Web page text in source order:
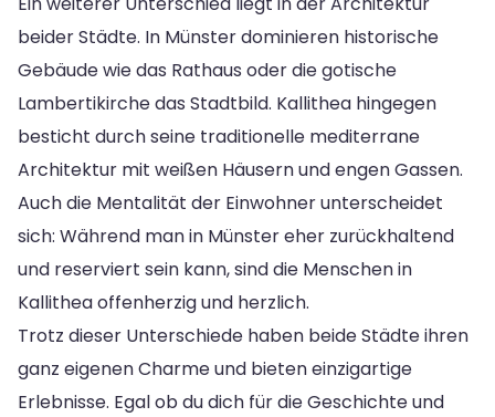
beider Städte. In Münster dominieren historische
Gebäude wie das Rathaus oder die gotische
Lambertikirche das Stadtbild. Kallithea hingegen
besticht durch seine traditionelle mediterrane
Architektur mit weißen Häusern und engen Gassen.
Auch die Mentalität der Einwohner unterscheidet
sich: Während man in Münster eher zurückhaltend
und reserviert sein kann, sind die Menschen in
Kallithea offenherzig und herzlich.
Trotz dieser Unterschiede haben beide Städte ihren
ganz eigenen Charme und bieten einzigartige
Erlebnisse. Egal ob du dich für die Geschichte und